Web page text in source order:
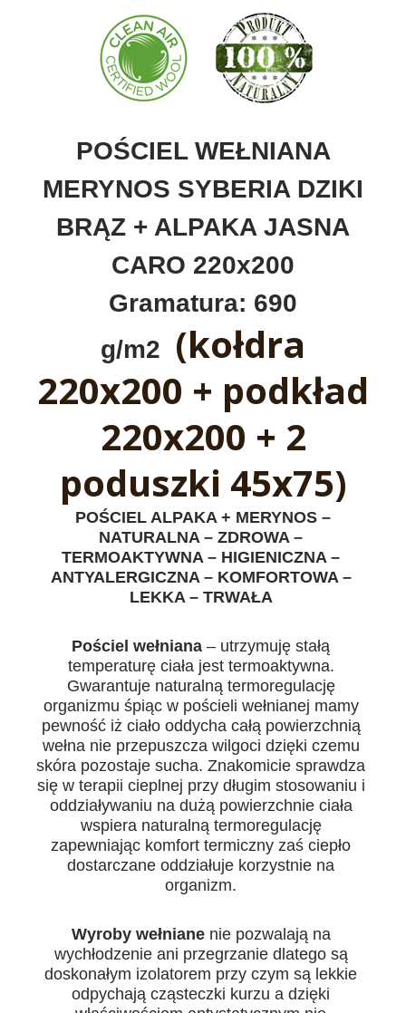
POŚCIEL WEŁNIANA
MERYNOS SYBERIA DZIKI
BRĄZ + ALPAKA JASNA
CARO 220x200
Gramatura: 690
g/m2 (kołdra
220x200 + podkład
220x200 + 2
poduszki 45x75)
POŚCIEL ALPAKA + MERYNOS –
NATURALNA – ZDROWA –
TERMOAKTYWNA – HIGIENICZNA –
ANTYALERGICZNA – KOMFORTOWA –
LEKKA – TRWAŁA
Pościel wełniana – utrzymuję stałą
temperaturę ciała jest termoaktywna.
Gwarantuje naturalną termoregulację
organizmu śpiąc w pościeli wełnianej mamy
pewność iż ciało oddycha całą powierzchnią
wełna nie przepuszcza wilgoci dzięki czemu
skóra pozostaje sucha. Znakomicie sprawdza
się w terapii cieplnej przy długim stosowaniu i
oddziaływaniu na dużą powierzchnie ciała
wspiera naturalną termoregulację
zapewniając komfort termiczny zaś ciepło
dostarczane oddziałuje korzystnie na
organizm.
Wyroby wełnianenie pozwalają na
wychłodzenie ani przegrzanie dlatego są
doskonałym izolatorem przy czym są lekkie
odpychają cząsteczki kurzu a dzięki